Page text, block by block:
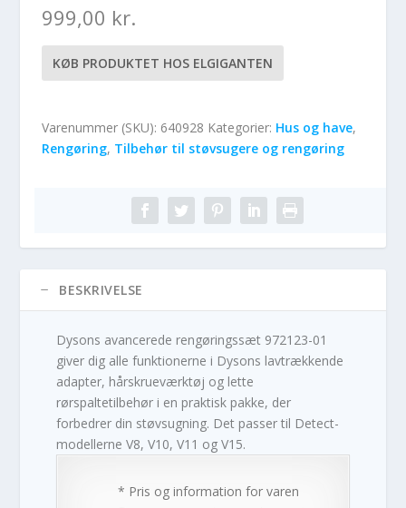
999,00 kr.
KØB PRODUKTET HOS ELGIGANTEN
Varenummer (SKU): 640928 Kategorier: Hus og have,
Rengøring, Tilbehør til støvsugere og rengøring
BESKRIVELSE
Dysons avancerede rengøringssæt 972123-01
giver dig alle funktionerne i Dysons lavtrækkende
adapter, hårskrueværktøj og lette
rørspaltetilbehør i en praktisk pakke, der
forbedrer din støvsugning. Det passer til Detect-
modellerne V8, V10, V11 og V15.
* Pris og information for varen